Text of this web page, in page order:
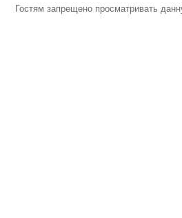
Гостям запрещено просматривать